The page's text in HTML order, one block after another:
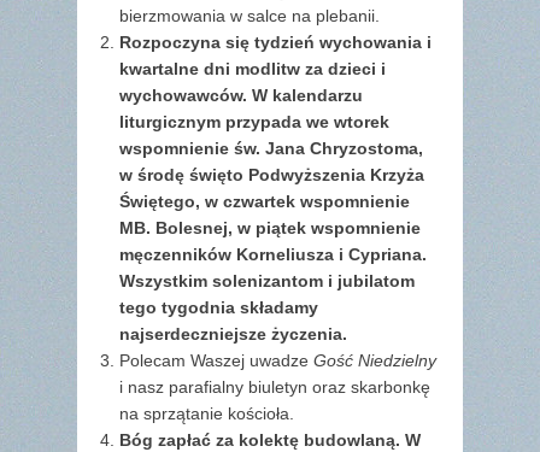
bierzmowania w salce na plebanii.
Rozpoczyna się tydzień wychowania i
kwartalne dni modlitw za dzieci i
wychowawców. W kalendarzu
liturgicznym przypada we wtorek
wspomnienie św. Jana Chryzostoma,
w środę święto Podwyższenia Krzyża
Świętego, w czwartek wspomnienie
MB. Bolesnej, w piątek wspomnienie
męczenników Korneliusza i Cypriana.
Wszystkim solenizantom i jubilatom
tego tygodnia składamy
najserdeczniejsze życzenia.
Polecam Waszej uwadze Gość Niedzielny
i nasz parafialny biuletyn oraz skarbonkę
na sprzątanie kościoła.
Bóg zapłać za kolektę budowlaną. W